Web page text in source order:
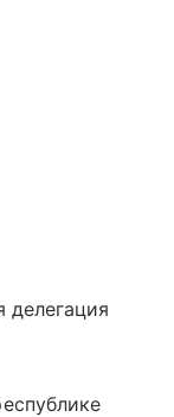
делегация